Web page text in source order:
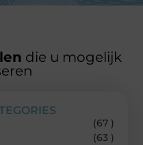
die u mogelijk
(67 )
(63 )